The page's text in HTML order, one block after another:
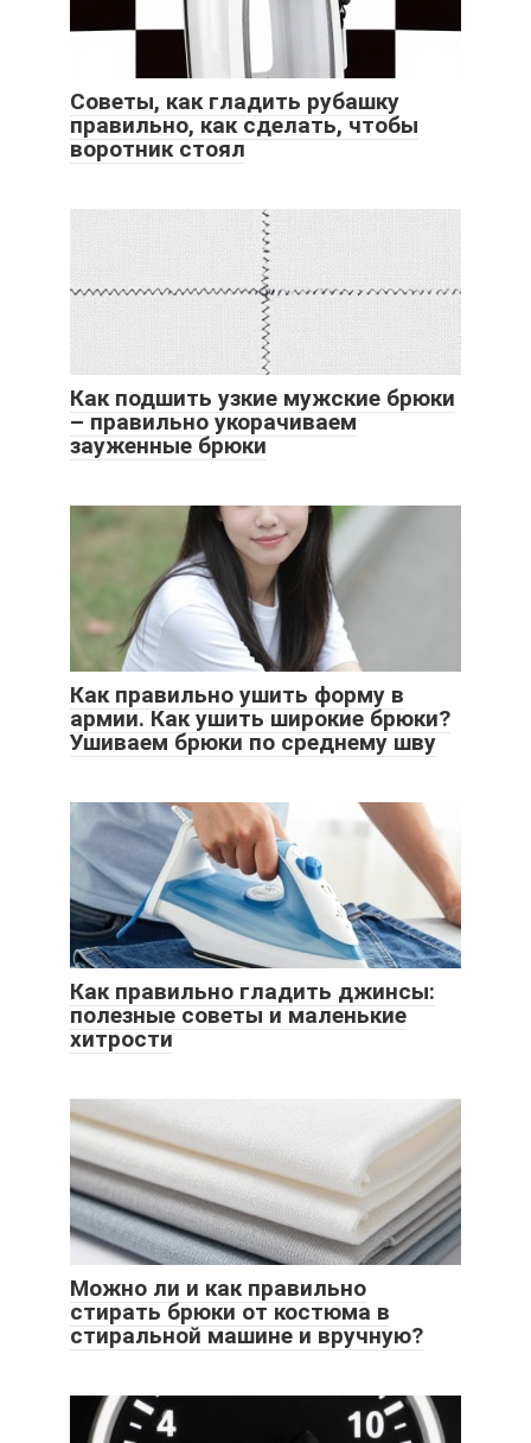
Советы, как гладить рубашку
правильно, как сделать, чтобы
воротник стоял
Как подшить узкие мужские брюки
– правильно укорачиваем
зауженные брюки
Как правильно ушить форму в
армии. Как ушить широкие брюки?
Ушиваем брюки по среднему шву
Как правильно гладить джинсы:
полезные советы и маленькие
хитрости
Можно ли и как правильно
стирать брюки от костюма в
стиральной машине и вручную?